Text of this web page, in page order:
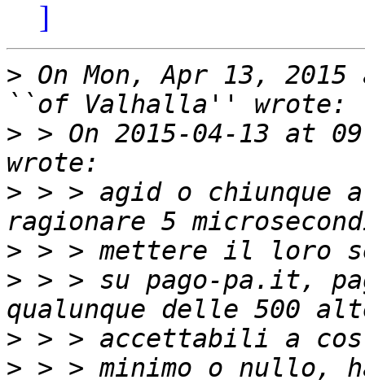
]
> On Mon, Apr 13, 2015
> > On 2015-04-13 at
> > > agid o
>
> > > su pago-pa.it,
>
> > > minimo o nullo,